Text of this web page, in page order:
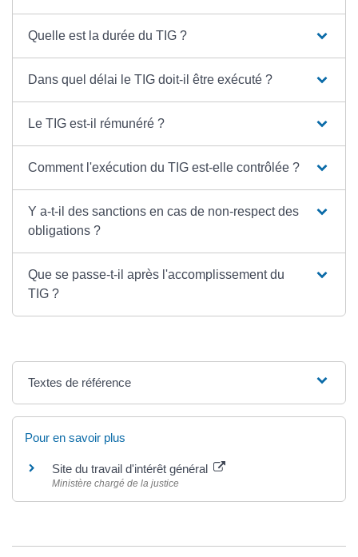
Quelle est la durée du TIG ?
Dans quel délai le TIG doit-il être exécuté ?
Le TIG est-il rémunéré ?
Comment l'exécution du TIG est-elle contrôlée ?
Y a-t-il des sanctions en cas de non-respect des
obligations ?
Que se passe-t-il après l'accomplissement du
TIG ?
Textes de référence
Pour en savoir plus
Site du travail d'intérêt général
Ministère chargé de la justice